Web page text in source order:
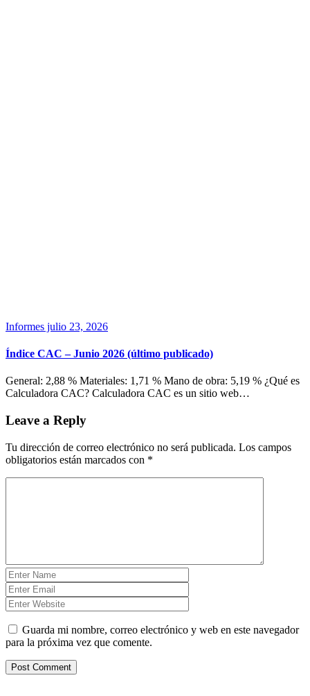
Informes julio 23, 2026
Índice CAC – Junio 2026 (último publicado)
General: 2,88 % Materiales: 1,71 % Mano de obra: 5,19 % ¿Qué es
Calculadora CAC? Calculadora CAC es un sitio web…
Leave a Reply
Tu dirección de correo electrónico no será publicada. Los campos
obligatorios están marcados con *
Guarda mi nombre, correo electrónico y web en este navegador
para la próxima vez que comente.